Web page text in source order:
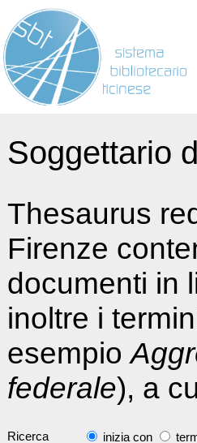
Soggettario
Thesaurus
Firenze
documenti in
inoltre i
esempio
federale), a
Ricerca inizia con